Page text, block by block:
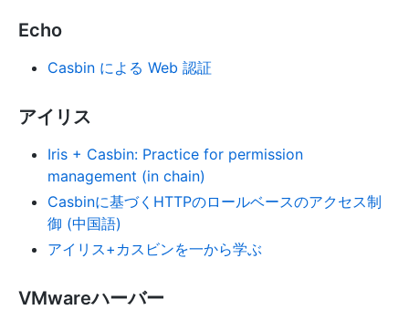
Echo
Casbin による Web 認証
アイリス
Iris + Casbin: Practice for permission
management (in chain)
Casbinに基づくHTTPのロールベースのアクセス制
御 (中国語)
アイリス+カスビンを一から学ぶ
VMwareハーバー